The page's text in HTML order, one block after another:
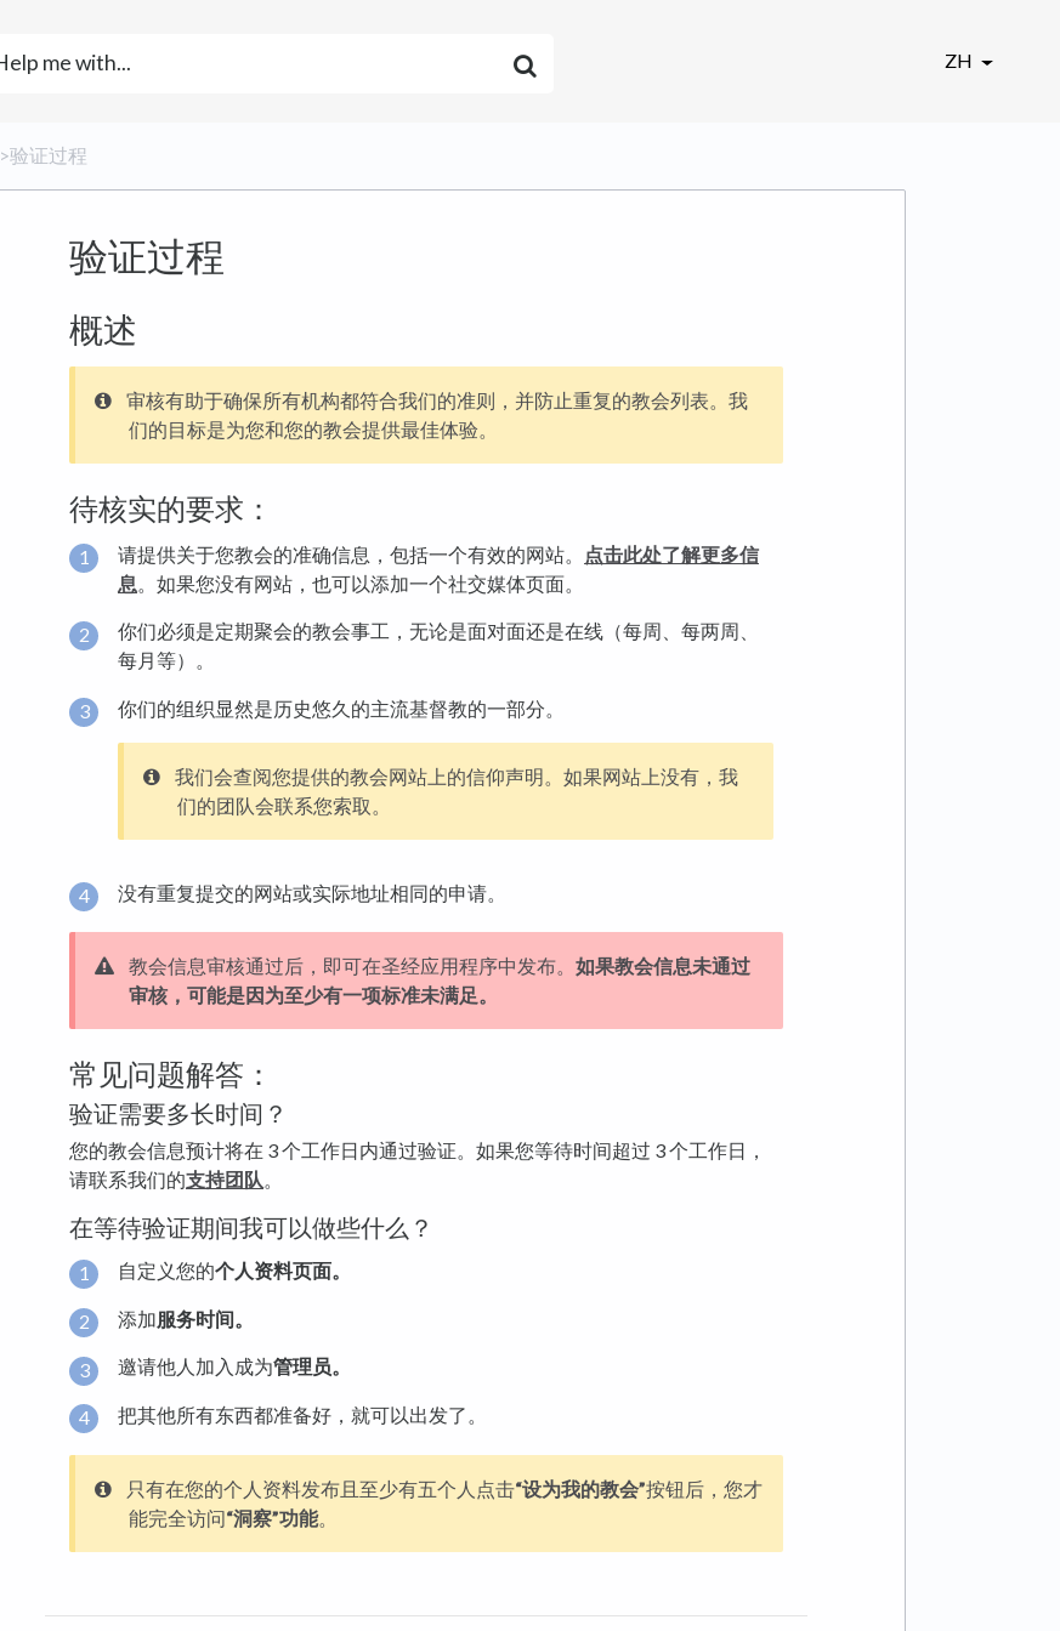
ZH
​>​ 验证过程
验证过程
概述
审核有助于确保所有机构都符合我们的准则，并防止重复的教会列表。我
们的目标是为您和您的教会提供最佳体验。
待核实的要求：
请提供关于您教会的准确信息，包括一个有效的网站。
点击此处了解更多信
息
。如果您没有网站，也可以添加一个社交媒体页面。
你们必须是定期聚会的教会事工，无论是面对面还是在线（每周、每两周、
每月等）。
你们的组织显然是历史悠久的主流基督教的一部分。
我们会查阅您提供的教会网站上的信仰声明。如果网站上没有，我
们的团队会联系您索取。
没有重复提交的网站或实际地址相同的申请。
教会信息审核通过后，即可在圣经应用程序中发布。 如果教会信息未通过
审核，可能是因为至少有一项标准未满足。
常见问题解答：
验证需要多长时间？
您的教会信息预计将在 3 个工作日内通过验证。如果您等待时间超过 3 个工作日，
请联系我们的支持团队。
在等待验证期间我可以做些什么？
自定义您的个人资料页面。
添加服务时间。
邀请他人加入成为管理员。
把其他所有东西都准备好，就可以出发了。
只有在您的个人资料发布且至少有五个人点击“设为我的教会”按钮后，您才
能完全访问“洞察”功能。